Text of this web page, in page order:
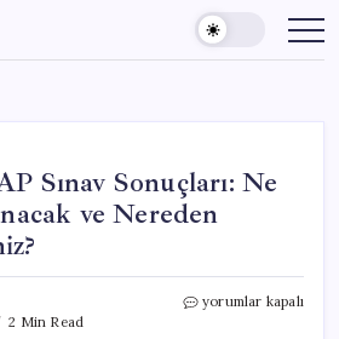
Sınav Sonuçları: Ne
ve Nereden
2 Min Read
2026
yorumlar kapalı